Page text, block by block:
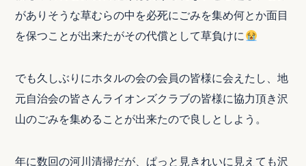
がありそうな草むらの中を必死にごみを集め何とか面目
を保つことが出来たがその代償として草負けに
でも久しぶりにホタルの会の会員の皆様に会えたし、地
元自治会の皆さんライオンズクラブの皆様に協力頂き沢
山のごみを集めることが出来たので良しとしよう。
年に数回の河川清掃だが、ぱっと見きれいに見えても沢